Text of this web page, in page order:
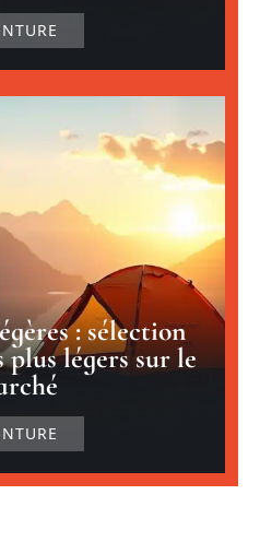
: sélection
plus légers sur le